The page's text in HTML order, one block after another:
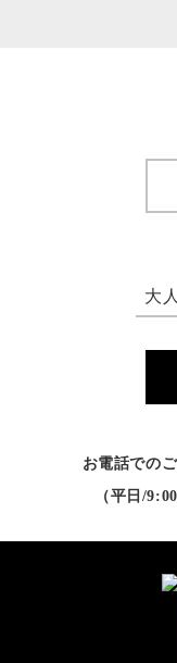
大人
お電話での
（平日/